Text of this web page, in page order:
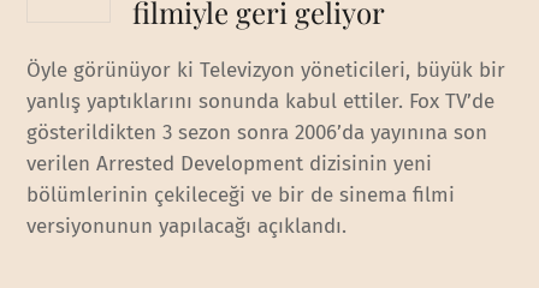
filmiyle geri geliyor
Öyle görünüyor ki Televizyon yöneticileri, büyük bir
yanlış yaptıklarını sonunda kabul ettiler. Fox TV’de
gösterildikten 3 sezon sonra 2006’da yayınına son
verilen Arrested Development dizisinin yeni
bölümlerinin çekileceği ve bir de sinema filmi
versiyonunun yapılacağı açıklandı.